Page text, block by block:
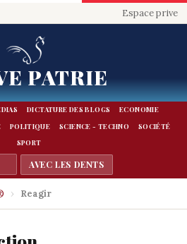
Espace prive
PATRIE
DICTATURE DES BLOGS
ECONOMIE
POLITIQUE SCIENCE - TECHNO
SOCIÉTÉ
SPORT
› Reagir